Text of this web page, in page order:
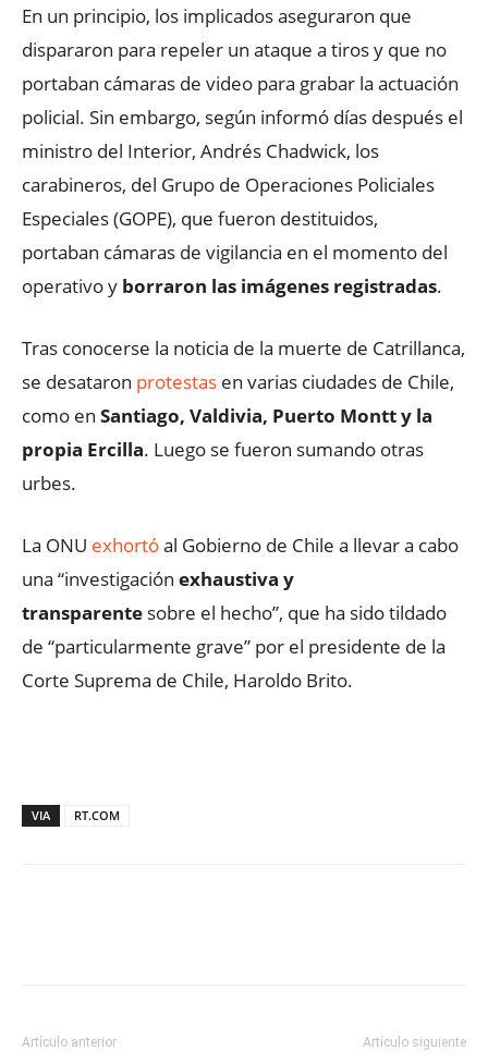
En un principio, los implicados aseguraron que
dispararon para repeler un ataque a tiros y que no
portaban cámaras de video para grabar la actuación
policial. Sin embargo, según informó días después el
ministro del Interior, Andrés Chadwick, los
carabineros, del Grupo de Operaciones Policiales
Especiales (GOPE), que fueron destituidos,
portaban cámaras de vigilancia en el momento del
operativo y borraron las imágenes registradas.
Tras conocerse la noticia de la muerte de Catrillanca,
se desataron protestas en varias ciudades de Chile,
como en Santiago, Valdivia, Puerto Montt y la
propia Ercilla. Luego se fueron sumando otras
urbes.
La ONU exhortóal Gobierno de Chile a llevar a cabo
una “investigación exhaustiva y
transparente sobre el hecho”, que ha sido tildado
de “particularmente grave” por el presidente de la
Corte Suprema de Chile, Haroldo Brito.
VIA RT.COM
Artículo anterior Artículo siguiente